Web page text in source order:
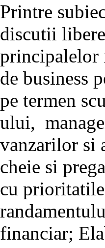
Printre
discutii
principalelor
de business
pe termen
ului,
vanzarilor si
cheie si
cu
financiar;